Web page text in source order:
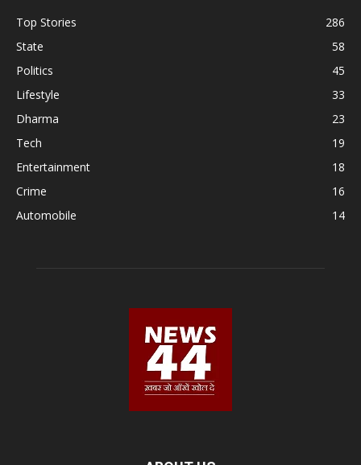
Top Stories
286
State
58
Politics
45
Lifestyle
33
Dharma
23
Tech
19
Entertainment
18
Crime
16
Automobile
14